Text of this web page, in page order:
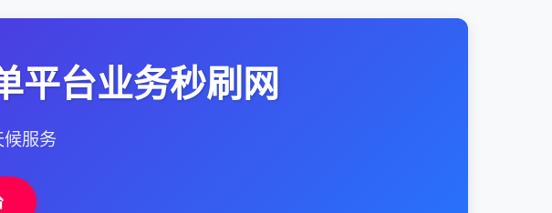
平台业务秒刷网
候服务